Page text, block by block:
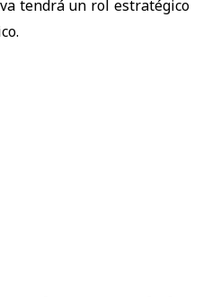
tendrá un rol estratégico